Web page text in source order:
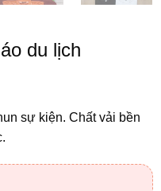
du lịch
sự kiện. Chất vải bền